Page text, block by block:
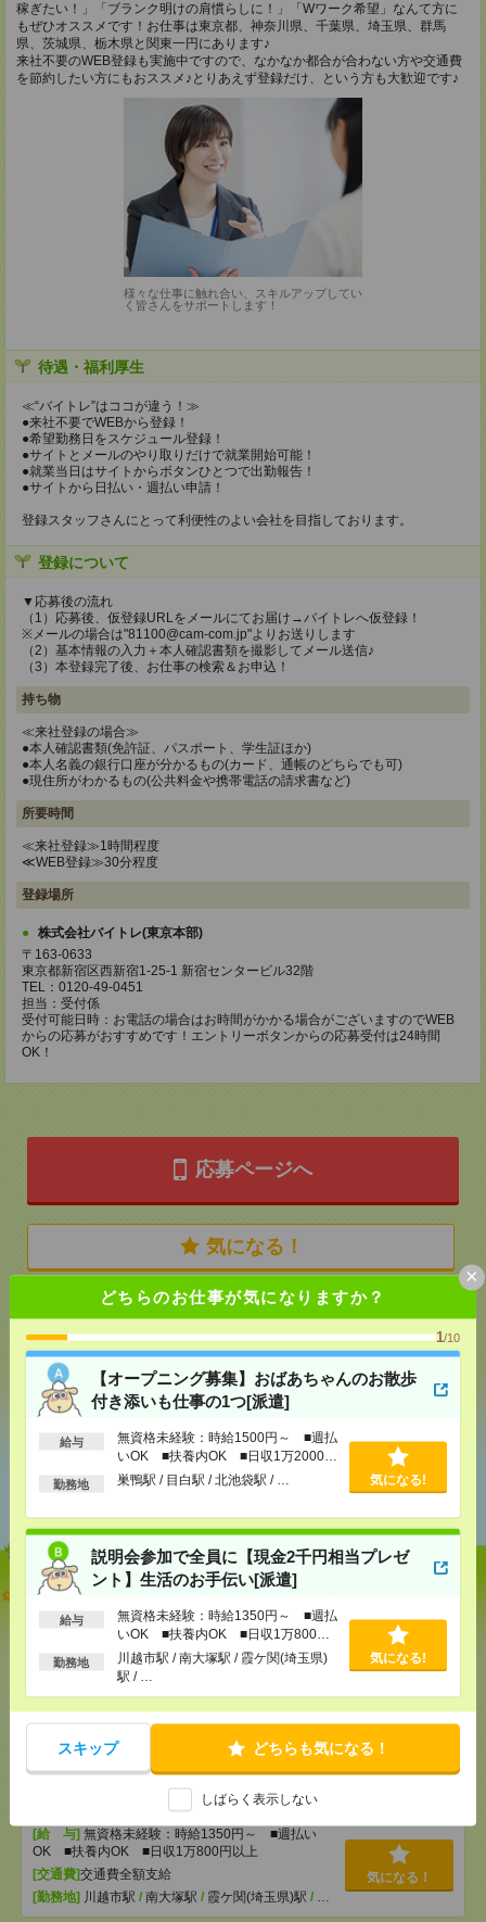
どちらのお仕事が気になりますか？
1/10
【オープニング募集】おばあちゃんのお散歩
付き添いも仕事の1つ[派遣]
給与
無資格未経験：時給1500円～ ■週払
いOK ■扶養内OK ■日収1万2000円
以上
勤務地 巣鴨駅 / 目白駅 / 北池袋駅 / … 気になる!
説明会参加で全員に【現金2千円相当プレゼ
ント】生活のお手伝い[派遣]
給与
無資格未経験：時給1350円～ ■週払
いOK ■扶養内OK ■日収1万800円
以上
勤務地
川越市駅 / 南大塚駅 / 霞ケ関(埼玉県)
駅 / …
気になる!
スキップ どちらも気になる！
しばらく表示しない
×
稼ぎたい！」「ブランク明けの肩慣らしに！」「Wワーク希望」なんて方に
もぜひオススメです！お仕事は東京都、神奈川県、千葉県、埼玉県、群馬
県、茨城県、栃木県と関東一円にあります♪
来社不要のWEB登録も実施中ですので、なかなか都合が合わない方や交通費
を節約したい方にもおススメ♪とりあえず登録だけ、という方も大歓迎です♪
様々な仕事に触れ合い、スキルアップしてい
く皆さんをサポートします！
待遇・福利厚生
≪“バイトレ”はココが違う！≫
●来社不要でWEBから登録！
●希望勤務日をスケジュール登録！
●サイトとメールのやり取りだけで就業開始可能！
●就業当日はサイトからボタンひとつで出勤報告！
●サイトから日払い・週払い申請！
登録スタッフさんにとって利便性のよい会社を目指しております。
登録について
▼応募後の流れ
（1）応募後、仮登録URLをメールにてお届け→バイトレへ仮登録！
※メールの場合は"81100@cam-com.jp"よりお送りします
（2）基本情報の入力＋本人確認書類を撮影してメール送信♪
（3）本登録完了後、お仕事の検索＆お申込！
持ち物
≪来社登録の場合≫
●本人確認書類(免許証、パスポート、学生証ほか)
●本人名義の銀行口座が分かるもの(カード、通帳のどちらでも可)
●現住所がわかるもの(公共料金や携帯電話の請求書など)
所要時間
≪来社登録≫1時間程度
≪WEB登録≫30分程度
登録場所
株式会社バイトレ(東京本部)
〒163-0633
東京都新宿区西新宿1-25-1 新宿センタービル32階
TEL：0120-49-0451
担当：受付係
受付可能日時：お電話の場合はお時間がかかる場合がございますのでWEB
からの応募がおすすめです！エントリーボタンからの応募受付は24時間
OK！
応募ページへ
気になる！
メールで送る LINEで送る
シェア ツイート
あなたの閲覧履歴からの
【オープニング募集】おばあちゃんのお散歩付き添
いも仕事の1つ[派遣]
[給 与] 無資格未経験：時給1500円～ ■週払い
OK ■扶養内OK ■日収1万2000円以上
[交通費]交通費全額支給
[勤務地]巣鴨駅/目白駅/北池袋駅/…
気になる！
説明会参加で全員に【現金2千円相当プレゼント】生
活のお手伝い[派遣]
[給 与] 無資格未経験：時給1350円～ ■週払い
OK ■扶養内OK ■日収1万800円以上
[交通費]交通費全額支給
[勤務地] 川越市駅 / 南大塚駅 / 霞ケ関(埼玉県)駅 / …
気になる！